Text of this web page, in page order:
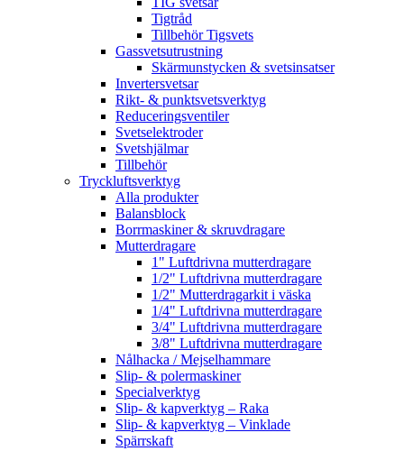
Tigtråd
Tillbehör Tigsvets
Gassvetsutrustning
Skärmunstycken & svetsinsatser
Invertersvetsar
Rikt- & punktsvetsverktyg
Reduceringsventiler
Svetselektroder
Svetshjälmar
Tillbehör
Tryckluftsverktyg
Alla produkter
Balansblock
Borrmaskiner & skruvdragare
Mutterdragare
1" Luftdrivna mutterdragare
1/2" Luftdrivna mutterdragare
1/2" Mutterdragarkit i väska
1/4" Luftdrivna mutterdragare
3/4" Luftdrivna mutterdragare
3/8" Luftdrivna mutterdragare
Nålhacka / Mejselhammare
Slip- & polermaskiner
Specialverktyg
Slip- & kapverktyg – Raka
Slip- & kapverktyg – Vinklade
Spärrskaft